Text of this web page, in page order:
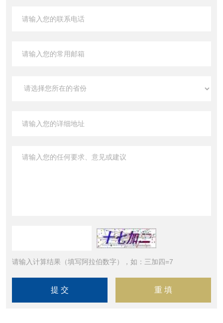
请输入计算结果（填写阿拉伯数字），如：三加四=7